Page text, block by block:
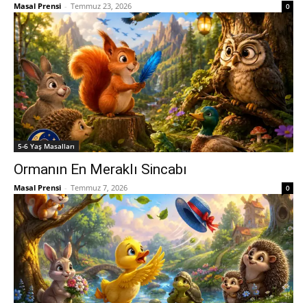
Masal Prensi - Temmuz 23, 2026 0
5-6 Yaş Masalları
Ormanın En Meraklı Sincabı
Masal Prensi - Temmuz 7, 2026 0